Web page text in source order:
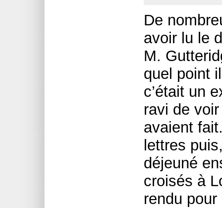
De
avoir lu le
M.
quel point
c’était un
ravi de
avaient
lettres
déjeuné
croisés à
rendu